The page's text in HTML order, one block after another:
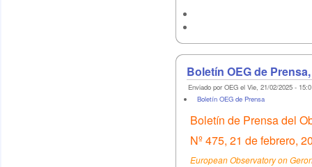
Boletín OEG de Prensa,
Enviado por OEG el Vie, 21/02/2025 -
Boletín OEG de Prensa
Boletín de Prensa del
Nº 475, 21 de febrero,
European Observatory on